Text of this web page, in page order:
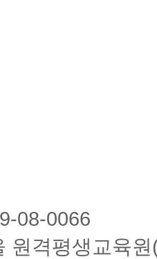
08-0066
원격평생교육